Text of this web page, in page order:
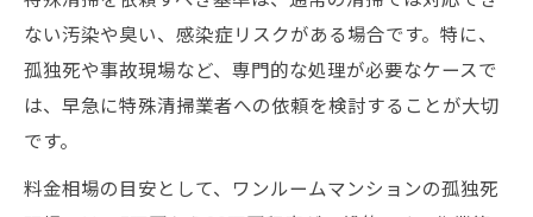
ない汚染や臭い、感染症リスクがある場合です。特に、
孤独死や事故現場など、専門的な処理が必要なケースで
は、早急に特殊清掃業者への依頼を検討することが大切
です。
料金相場の目安として、ワンルームマンションの孤独死